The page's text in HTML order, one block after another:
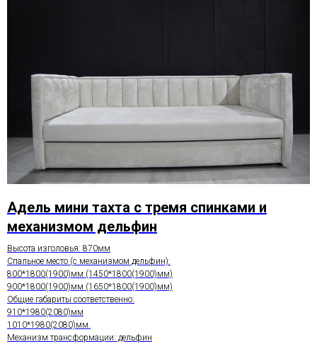
Адель мини тахта с тремя спинками и
механизмом дельфин
Высота изголовья: 870мм
Спальное место (с механизмом дельфин):
800*1800(1900)мм (1450*1800(1900)мм)
900*1800(1900)мм (1650*1800(1900)мм)
Общие габариты соответственно:
910*1980(2080)мм
1010*1980(2080)мм.
Механизм трансформации: дельфин